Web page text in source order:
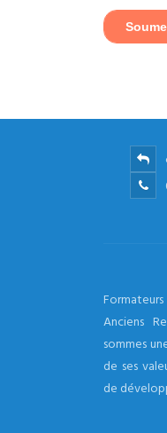
Anciens
sommes
de ses
de